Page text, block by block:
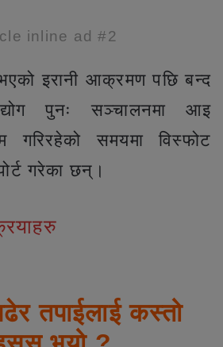
inline ad #2
भएको इरानी आक्रमण पछि बन्द
पुनः सञ्चालनमा आइ
गरिरहेको समयमा विस्फोट
गरेका छन्।
तपाईलाई कस्तो